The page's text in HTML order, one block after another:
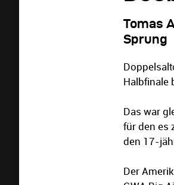
Tomas
Sprung
Halbfinale
Das war
für den es
den 17-
Der